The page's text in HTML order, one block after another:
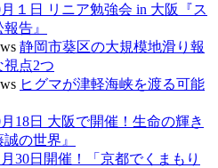
月１日 リニア勉強会 in 大阪『ス
告』
静岡市葵区の大規模地滑り報
点2つ
ヒグマが津軽海峡を渡る可能
月18日 大阪で開催！生命の輝き
の世界』
月30日開催！「京都でくまもり